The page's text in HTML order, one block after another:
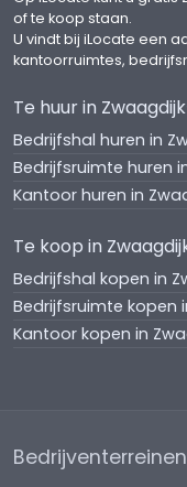
of te koop staan.
U vindt bij iLocate een
kantoorruimtes,
Te huur in
Bedrijfshal huren in
Bedrijfsruimte huren
Kantoor huren in
Te koop in
Bedrijfshal kopen in
Bedrijfsruimte kopen
Kantoor kopen in